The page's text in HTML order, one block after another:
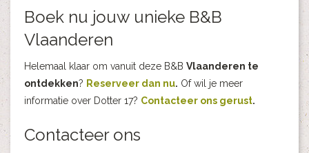
Boek nu jouw unieke B&B
Vlaanderen
Helemaal klaar om vanuit deze B&B Vlaanderen te
ontdekken? Reserveer dan nu. Of wil je meer
informatie over Dotter 17? Contacteer ons gerust.
Contacteer ons